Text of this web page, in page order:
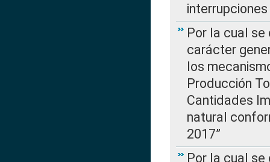
Por la cual
carácter
los
Producción
Cantidades
natural
2017”
Por la cual